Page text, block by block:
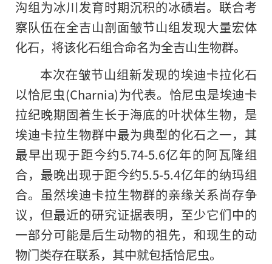
沟组为冰川发育时期沉积的冰碛岩。联合考
察队伍在全吉山剖面皱节山组发现大量宏体
化石，将该化石组合命名为全吉山生物群。
本次在皱节山组新发现的埃迪卡拉化石
以恰尼虫(Charnia)为代表。恰尼虫是埃迪卡
拉纪晚期固着生长于海底的叶状体生物，是
埃迪卡拉生物群中最为典型的化石之一，其
最早出现于距今约5.74-5.6亿年的阿瓦隆组
合，最晚出现于距今约5.5-5.4亿年的纳玛组
合。虽然埃迪卡拉生物群的亲缘关系尚存争
议，但最近的研究证据表明，至少它们中的
一部分可能是后生动物的祖先，和现生的动
物门类存在联系，其中就包括恰尼虫。